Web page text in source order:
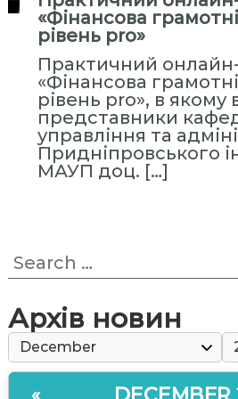
«Фінансова
рівень pro»
Практичний
«Фінансова
рівень pro», в якому
представники
управління та
Придніпровського
МАУП доц. […]
S
e
c
f
o
Архів новин